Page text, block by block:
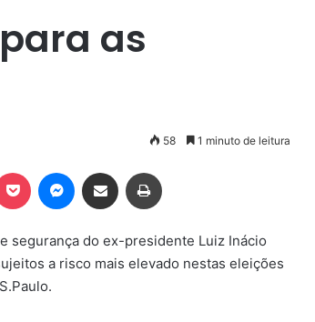
as
58 1 minuto de leitura
Pocket Messenger
Compartilhar via e-mail
segurança do ex-presidente Luiz Inácio
a risco mais elevado nestas eleições